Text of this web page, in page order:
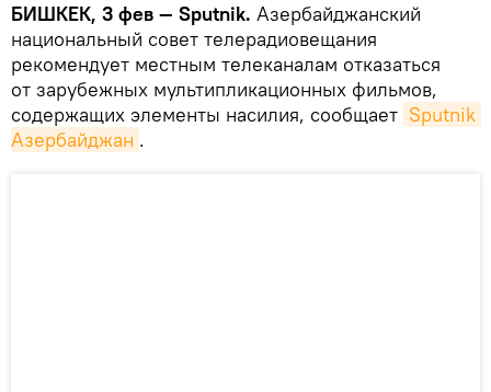
БИШКЕК, 3 фев — Sputnik. Азербайджанский
национальный совет телерадиовещания
рекомендует местным телеканалам отказаться
от зарубежных мультипликационных фильмов,
содержащих элементы насилия, сообщает Sputnik
Азербайджан .